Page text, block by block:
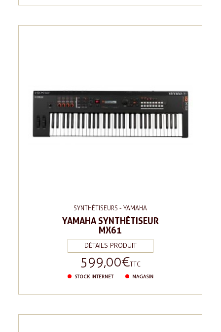
SYNTHÉTISEURS - YAMAHA
YAMAHA SYNTHÉTISEUR
MX61
DÉTAILS PRODUIT
Prix
599,00 €TTC
STOCK INTERNET MAGASIN